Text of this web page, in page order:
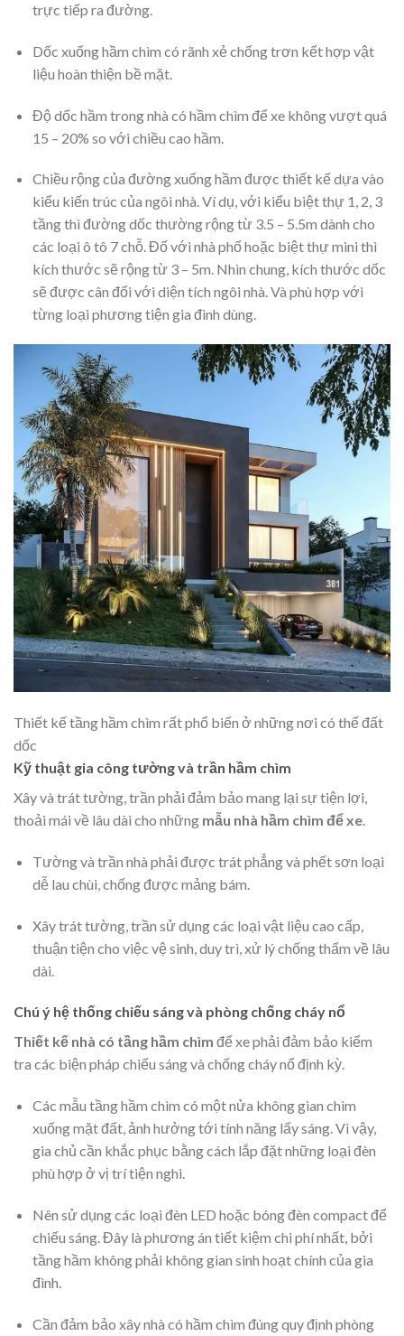
trực tiếp ra đường.
Dốc xuống hầm chìm có rãnh xẻ chống trơn kết hợp vật
liệu hoàn thiện bề mặt.
Độ dốc hầm trong nhà có hầm chìm để xe không vượt quá
15 – 20% so với chiều cao hầm.
Chiều rộng của đường xuống hầm được thiết kế dựa vào
kiểu kiến trúc của ngôi nhà. Ví dụ, với kiểu biệt thự 1, 2, 3
tầng thì đường dốc thường rộng từ 3.5 – 5.5m dành cho
các loại ô tô 7 chỗ. Đố với nhà phố hoặc biệt thự mini thì
kích thước sẽ rộng từ 3 – 5m. Nhìn chung, kích thước dốc
sẽ được cân đối với diện tích ngôi nhà. Và phù hợp với
từng loại phương tiện gia đình dùng.
Thiết kế tầng hầm chìm rất phổ biến ở những nơi có thế đất
dốc
Kỹ thuật gia công tường và trần hầm chìm
Xây và trát tường, trần phải đảm bảo mang lại sự tiện lợi,
thoải mái về lâu dài cho những mẫu nhà hầm chìm để xe.
Tường và trần nhà phải được trát phẳng và phết sơn loại
dễ lau chùi, chống được mảng bám.
Xây trát tường, trần sử dụng các loại vật liệu cao cấp,
thuận tiện cho việc vệ sinh, duy trì, xử lý chống thấm về lâu
dài.
Chú ý hệ thống chiếu sáng và phòng chống cháy nổ
Thiết kế nhà có tầng hầm chìm để xe phải đảm bảo kiểm
tra các biện pháp chiếu sáng và chống cháy nổ định kỳ.
Các mẫu tầng hầm chìm có một nửa không gian chìm
xuống mặt đất, ảnh hưởng tới tính năng lấy sáng. Vì vậy,
gia chủ cần khắc phục bằng cách lắp đặt những loại đèn
phù hợp ở vị trí tiện nghi.
Nên sử dụng các loại đèn LED hoặc bóng đèn compact để
chiếu sáng. Đây là phương án tiết kiệm chi phí nhất, bởi
tầng hầm không phải không gian sinh hoạt chính của gia
đình.
Cần đảm bảo xây nhà có hầm chìm đúng quy định phòng